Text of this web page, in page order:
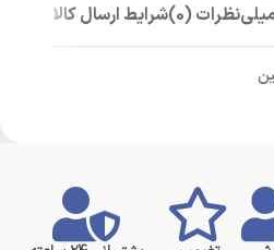
نظرات (0) شرایط ارسال کالا